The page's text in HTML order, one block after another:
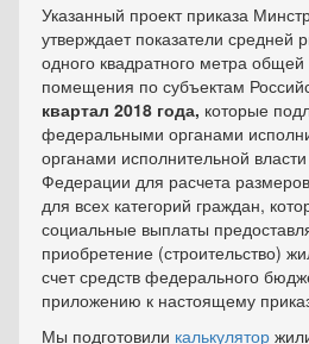
Указанный проект приказа
утверждает показатели средней
одного квадратного метра
помещения по субъектам
квартал 2018 года, которые
федеральными органами
органами исполнительной
Федерации для расчета
для всех категорий граждан,
социальные выплаты
приобретение (строительство)
счет средств федерального
приложению к настоящему
Мы подготовили калькулятор